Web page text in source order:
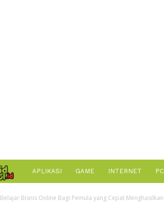
AndroidGaul.id
APLIKASI GAME INTERNET PC
Belajar Bisnis Online Bagi Pemula yang Cepat Menghasilkan